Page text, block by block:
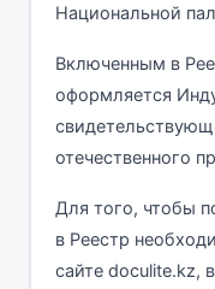
Национальной
Включенным в
оформляется
отечественного
Для того, чтобы
в Реестр
сайте doculite.kz,